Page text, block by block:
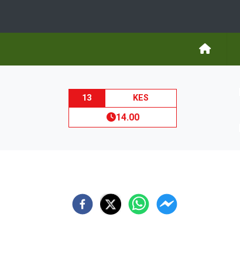
13 KES
14.00